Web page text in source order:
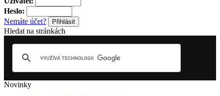
Heslo:
Nemáte účet?
Hledat na stránkách
Novinky